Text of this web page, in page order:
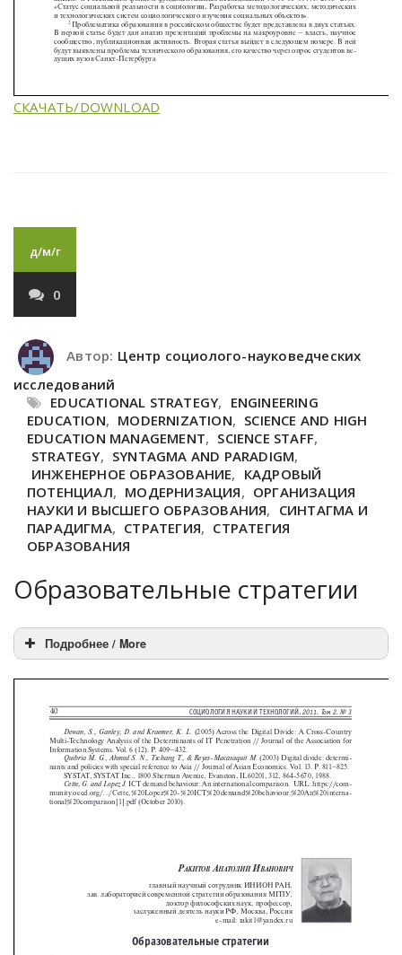
СКАЧАТЬ/DOWNLOAD
д/м/г
0
Автор: Центр социолого-науковедческих
исследований
EDUCATIONAL STRATEGY, ENGINEERING
EDUCATION, MODERNIZATION, SCIENCE AND HIGH
EDUCATION MANAGEMENT, SCIENCE STAFF,
STRATEGY, SYNTAGMA AND PARADIGM,
ИНЖЕНЕРНОЕ ОБРАЗОВАНИЕ, КАДРОВЫЙ
ПОТЕНЦИАЛ, МОДЕРНИЗАЦИЯ, ОРГАНИЗАЦИЯ
НАУКИ И ВЫСШЕГО ОБРАЗОВАНИЯ, СИНТАГМА И
ПАРАДИГМА, СТРАТЕГИЯ, СТРАТЕГИЯ
ОБРАЗОВАНИЯ
Образовательные стратегии
Подробнее / More